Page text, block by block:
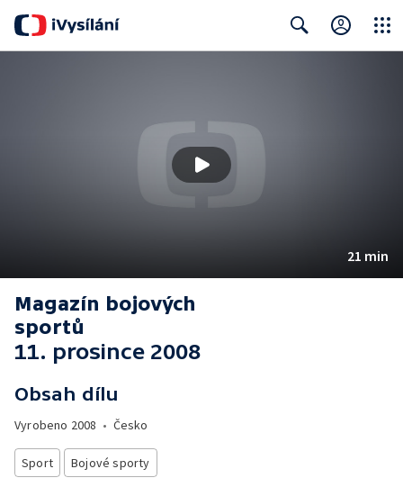
21 min
Magazín bojových
sportů
11. prosince 2008
Obsah dílu
Vyrobeno 2008 • Česko
Sport Bojové sporty